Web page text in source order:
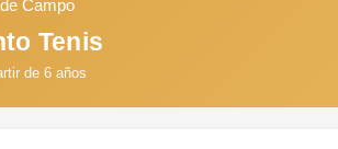
Tenis
de 6 años